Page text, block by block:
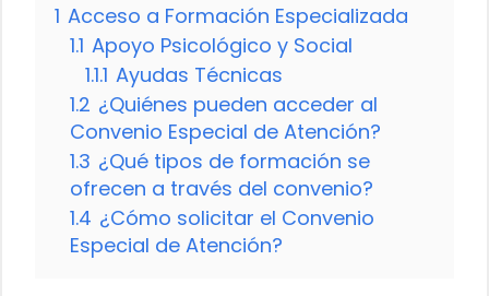
1 Acceso a Formación Especializada
1.1 Apoyo Psicológico y Social
1.1.1 Ayudas Técnicas
1.2 ¿Quiénes pueden acceder al
Convenio Especial de Atención?
1.3 ¿Qué tipos de formación se
ofrecen a través del convenio?
1.4 ¿Cómo solicitar el Convenio
Especial de Atención?